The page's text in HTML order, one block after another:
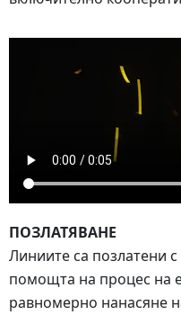
ПОЗЛАТЯВАНЕ
Линиите са позлатени
помощта на процес на
равномерно нанасяне